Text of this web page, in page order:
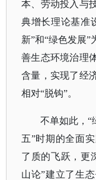
本、劳动投入与
典增长理论基准
新”和“绿色发展
善生态环境治理
含量，实现了经
相对“脱钩”。
不单如此，“
五”时期的全面
了质的飞跃，更
山论”建立了生